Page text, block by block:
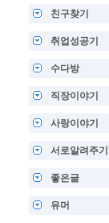
친구찾기
취업성공기
수다방
직장이야기
사랑이야기
서로알려주기
좋은글
유머